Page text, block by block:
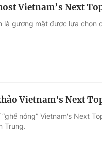
Vietnam’s Next
là gương mặt được lựa chọn
Vietnam's Next
nóng” Vietnam's Next
Trung.